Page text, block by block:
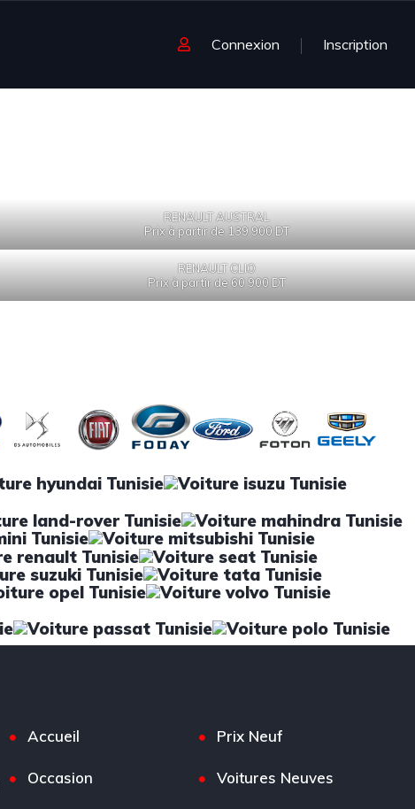
Connexion Inscription
RENAULT AUSTRAL
Prix à partir de 139 900 DT
RENAULT CLIO
Prix à partir de 60 900 DT
Accueil Prix Neuf
Occasion Voitures Neuves